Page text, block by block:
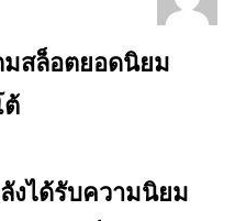
สล็อตยอดนิยม
ต้
งได้รับความนิยม